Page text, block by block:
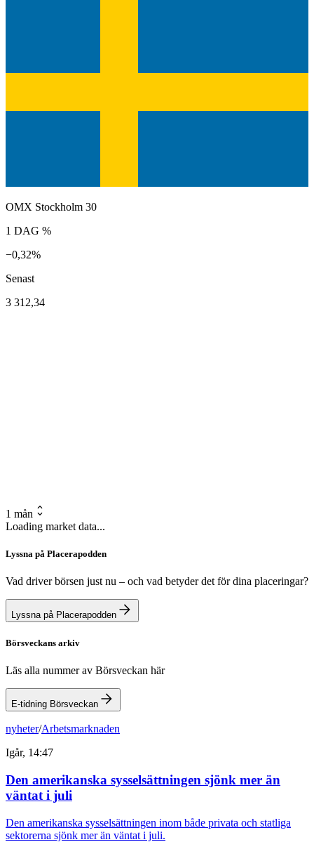
OMX Stockholm 30
1 DAG %
−0,32%
Senast
3 312,34
1 mån
Loading market data...
Lyssna på Placerapodden
Vad driver börsen just nu – och vad betyder det för dina placeringar?
Lyssna på Placerapodden
Börsveckans arkiv
Läs alla nummer av Börsveckan här
E-tidning Börsveckan
nyheter/Arbetsmarknaden
Igår, 14:47
Den amerikanska sysselsättningen sjönk mer än
väntat i juli
Den amerikanska sysselsättningen inom både privata och statliga
sektorerna sjönk mer än väntat i juli.